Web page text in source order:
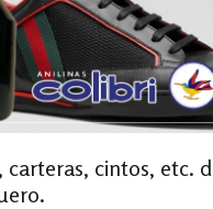
carteras, cintos, etc.